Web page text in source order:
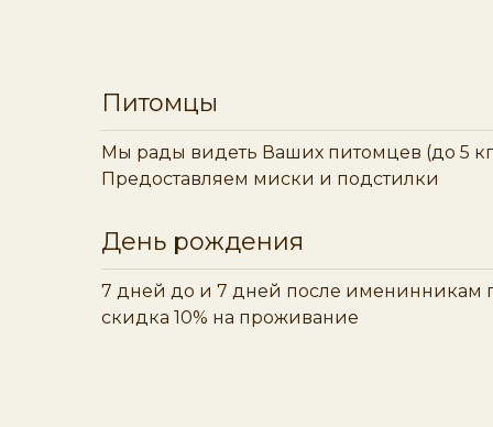
Питомцы
Мы рады видеть Ваших питомцев (до 5 кг)
Предоставляем миски и подстилки
День рождения
7 дней до и 7 дней после именинникам
скидка 10% на проживание